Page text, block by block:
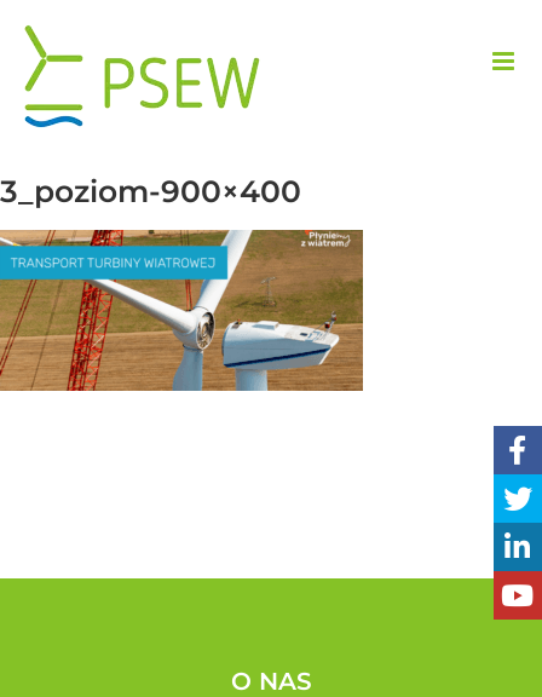
zawartości
3_poziom-900×400
O NAS